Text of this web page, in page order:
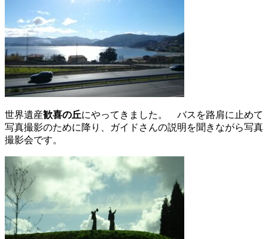
世界遺産歓喜の丘にやってきました。 バスを路肩に止めて
写真撮影のために降り、ガイドさんの説明を聞きながら写真
撮影会です。